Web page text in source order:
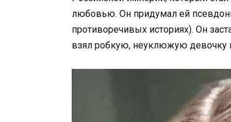
любовью. Он придумал ей
противоречивых историях). Он
взял робкую, неуклюжую девочку